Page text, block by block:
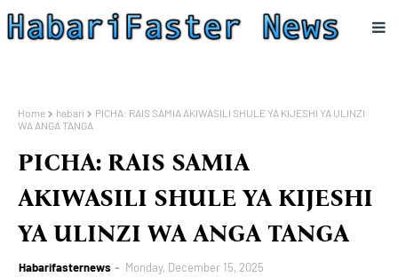
Home habari
PICHA: RAIS SAMIA AKIWASILI SHULE YA KIJESHI YA ULINZI
WA ANGA TANGA
PICHA: RAIS SAMIA
AKIWASILI SHULE YA KIJESHI
YA ULINZI WA ANGA TANGA
Habarifasternews Monday, December 15, 2025